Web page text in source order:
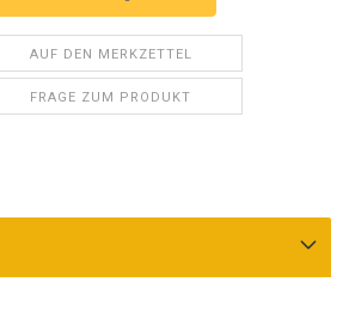
AUF DEN MERKZETTEL
FRAGE ZUM PRODUKT